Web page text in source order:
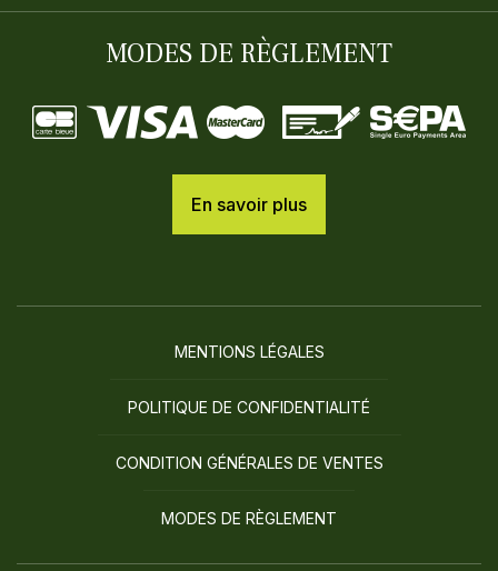
MODES DE RÈGLEMENT
En savoir plus
MENTIONS LÉGALES
POLITIQUE DE CONFIDENTIALITÉ
CONDITION GÉNÉRALES DE VENTES
MODES DE RÈGLEMENT